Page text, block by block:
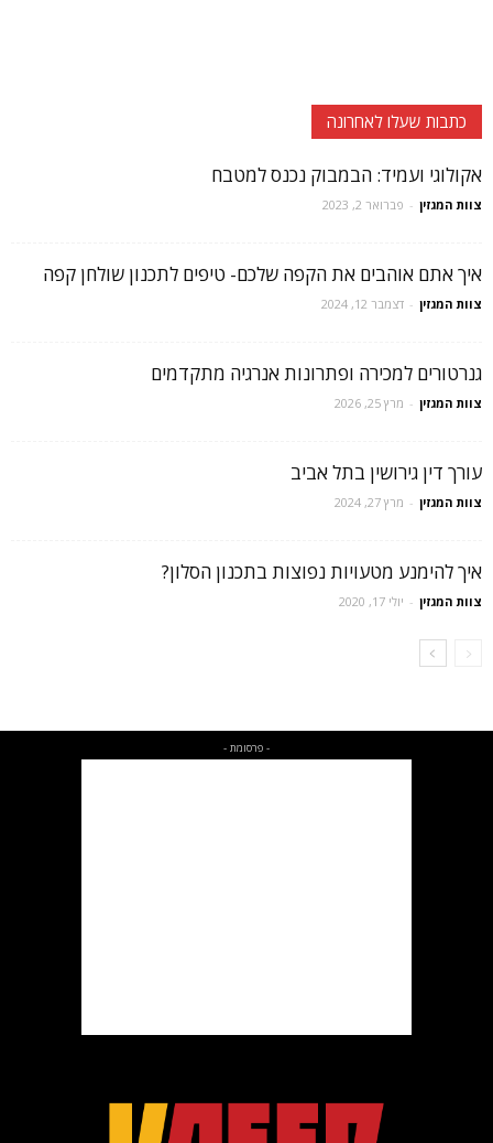
כתבות שעלו לאחרונה
אקולוגי ועמיד: הבמבוק נכנס למטבח
צוות המגזין - פברואר 2, 2023
איך אתם אוהבים את הקפה שלכם- טיפים לתכנון שולחן קפה
צוות המגזין - דצמבר 12, 2024
גנרטורים למכירה ופתרונות אנרגיה מתקדמים
צוות המגזין - מרץ 25, 2026
עורך דין גירושין בתל אביב
צוות המגזין - מרץ 27, 2024
איך להימנע מטעויות נפוצות בתכנון הסלון?
צוות המגזין - יולי 17, 2020
- פרסומת -